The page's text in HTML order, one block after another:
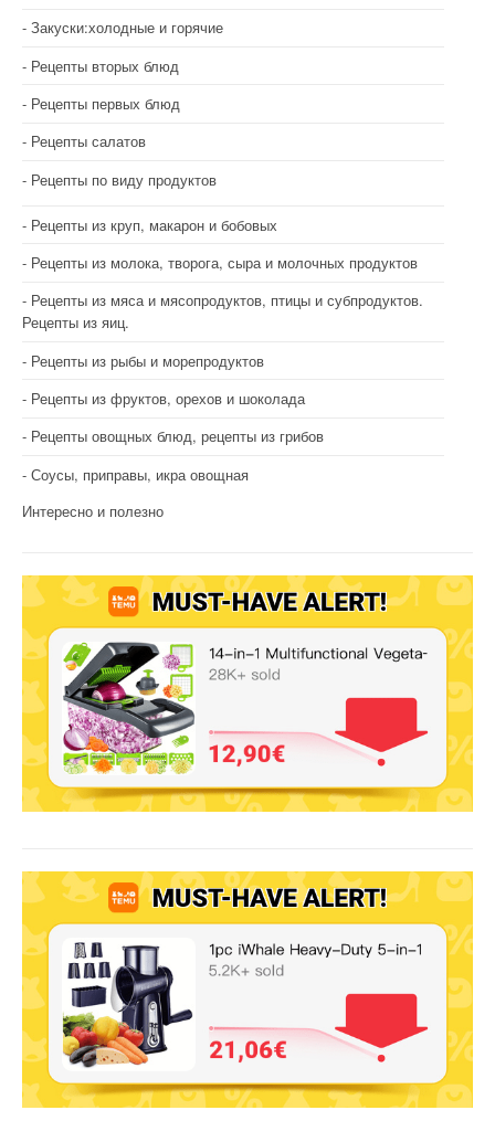
Закуски:холодные и горячие
Рецепты вторых блюд
Рецепты первых блюд
Рецепты салатов
Рецепты по виду продуктов
Рецепты из круп, макарон и бобовых
Рецепты из молока, творога, сыра и молочных продуктов
Рецепты из мяса и мясопродуктов, птицы и субпродуктов.
Рецепты из яиц.
Рецепты из рыбы и морепродуктов
Рецепты из фруктов, орехов и шоколада
Рецепты овощных блюд, рецепты из грибов
Соусы, приправы, икра овощная
Интересно и полезно